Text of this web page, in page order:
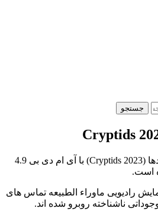
جستجو
دانلود زیرنویس فیلم کریپتیدها (Cryptids 2023) با آی ام دی بی 4.9
است.
رادیویی ماوراء الطبیعه تماس های
ناشناخته روبرو شده اند.